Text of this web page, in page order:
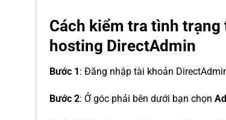
Cách kiểm tra tình
hosting DirectAdmin
Bước 1: Đăng nhập tài khoản
Bước 2: Ở góc phải bên dưới bạn chọn